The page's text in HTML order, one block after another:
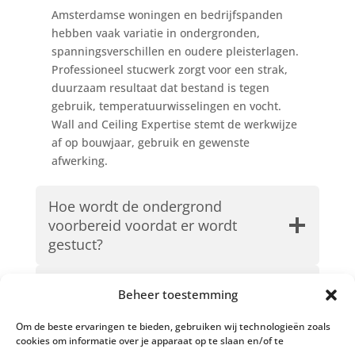
Beheer toestemming
Om de beste ervaringen te bieden, gebruiken wij technologieën zoals
cookies om informatie over je apparaat op te slaan en/of te
Amsterdamse woningen en bedrijfspanden
hebben vaak variatie in ondergronden,
spanningsverschillen en oudere pleisterlagen.
Professioneel stucwerk zorgt voor een strak,
duurzaam resultaat dat bestand is tegen
gebruik, temperatuurwisselingen en vocht.
Wall and Ceiling Expertise stemt de werkwijze
af op bouwjaar, gebruik en gewenste
afwerking.
Hoe wordt de ondergrond
voorbereid voordat er wordt
gestuct?
Is stucwerk geschikt voor vochtige
ruimtes zoals badkamer en
keuken?